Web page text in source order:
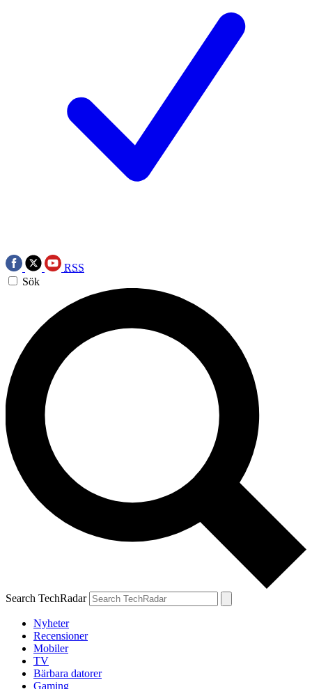
RSS
Sök
Search TechRadar
Nyheter
Recensioner
Mobiler
TV
Bärbara datorer
Gaming